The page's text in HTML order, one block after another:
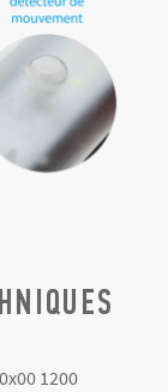
1200